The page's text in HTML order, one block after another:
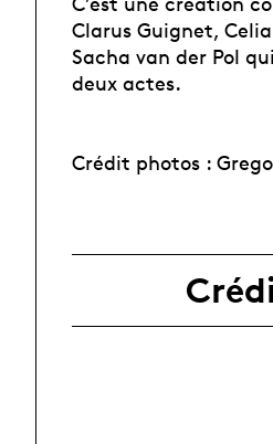
Clarus Guignet,
Sacha van der Pol
deux actes.
Crédit photos :